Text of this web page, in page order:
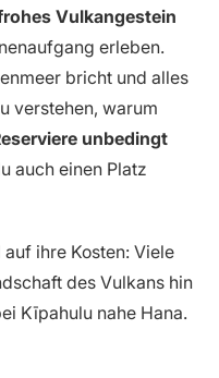
Vulkangestein
erleben.
bricht und alles
verstehen, warum
unbedingt
auch einen Platz
ihre Kosten: Viele
des Vulkans hin
Kīpahulu nahe Hana.